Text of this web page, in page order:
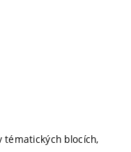
blocích,